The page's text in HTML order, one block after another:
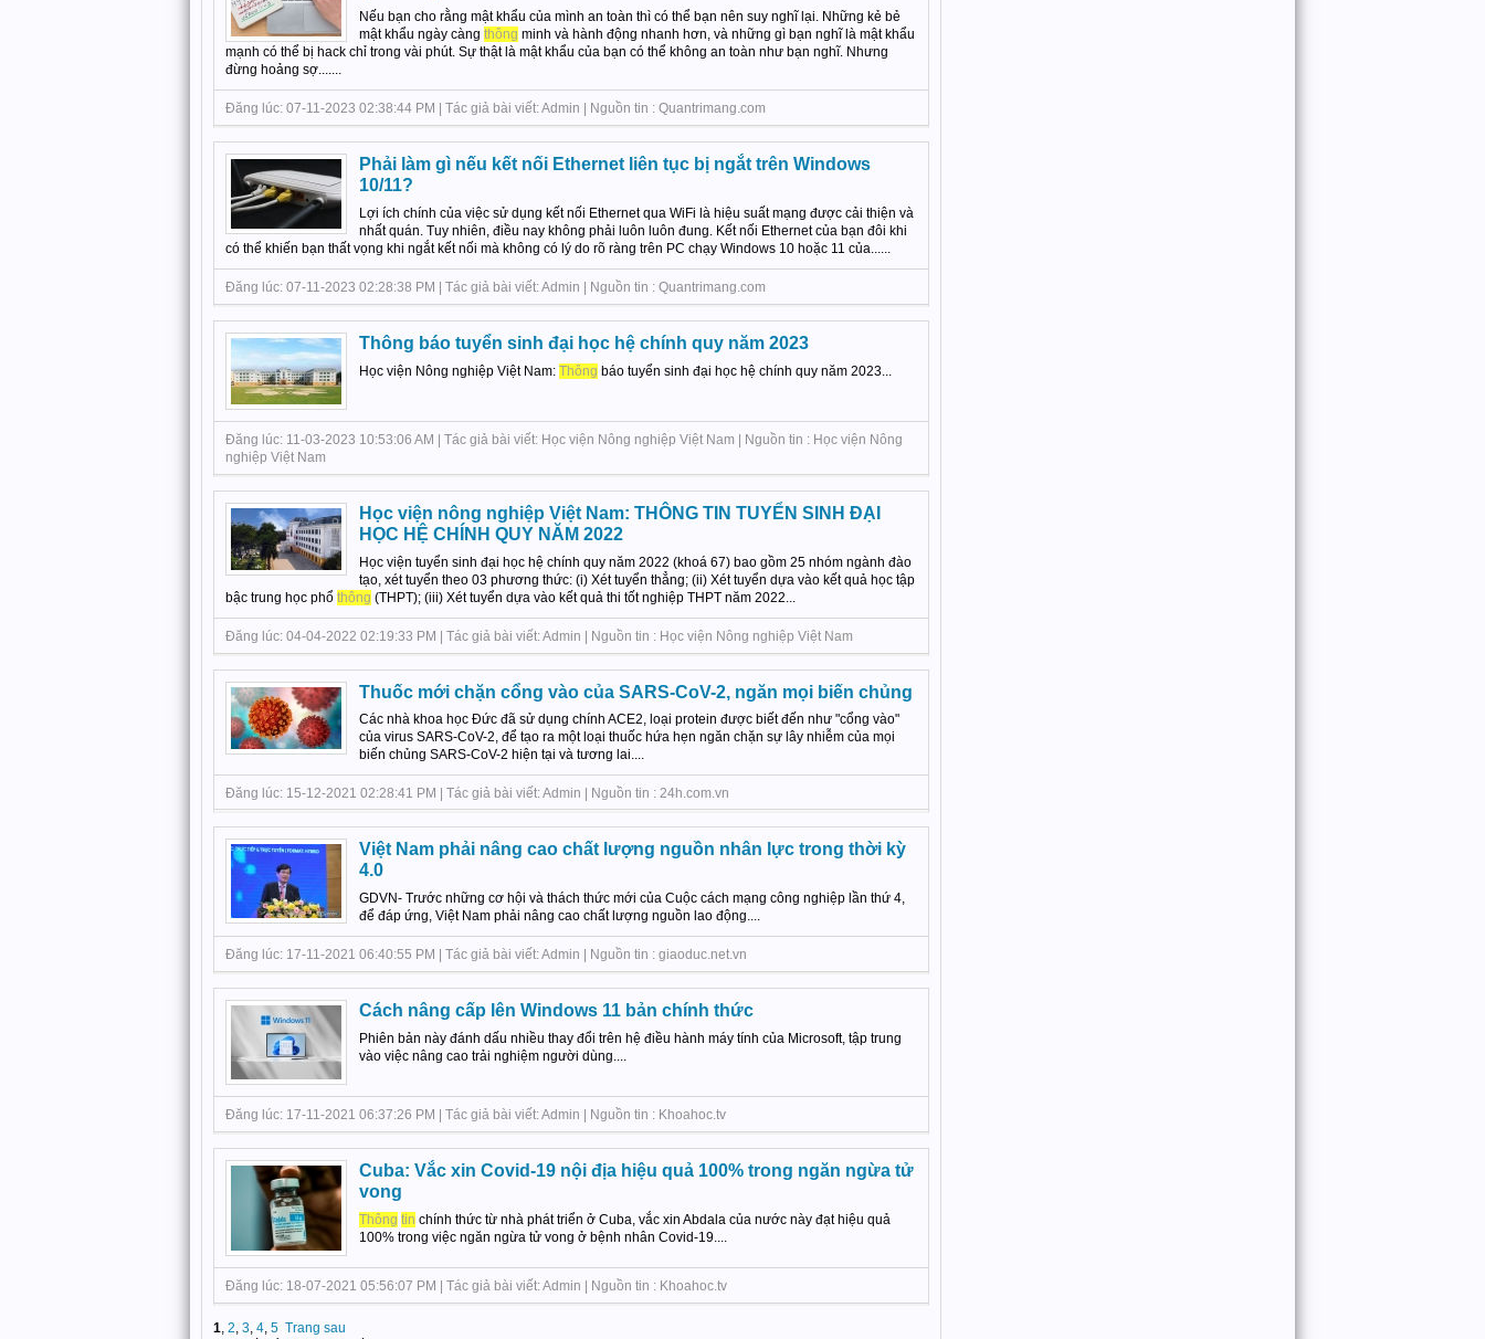
Nếu bạn cho rằng mật khẩu của mình an toàn thì có thể bạn nên suy nghĩ lại. Những kẻ bẻ
mật khẩu ngày càng thông minh và hành động nhanh hơn, và những gì bạn nghĩ là mật khẩu
mạnh có thể bị hack chỉ trong vài phút. Sự thật là mật khẩu của bạn có thể không an toàn như bạn nghĩ. Nhưng
đừng hoảng sợ.......
Đăng lúc: 07-11-2023 02:38:44 PM | Tác giả bài viết: Admin | Nguồn tin : Quantrimang.com
Phải làm gì nếu kết nối Ethernet liên tục bị ngắt trên Windows
10/11?
Lợi ích chính của việc sử dụng kết nối Ethernet qua WiFi là hiệu suất mạng được cải thiện và
nhất quán. Tuy nhiên, điều nay không phải luôn luôn đung. Kết nối Ethernet của bạn đôi khi
có thể khiến bạn thất vọng khi ngắt kết nối mà không có lý do rõ ràng trên PC chạy Windows 10 hoặc 11 của......
Đăng lúc: 07-11-2023 02:28:38 PM | Tác giả bài viết: Admin | Nguồn tin : Quantrimang.com
Thông báo tuyển sinh đại học hệ chính quy năm 2023
Học viện Nông nghiệp Việt Nam: Thông báo tuyển sinh đại học hệ chính quy năm 2023...
Đăng lúc: 11-03-2023 10:53:06 AM | Tác giả bài viết: Học viện Nông nghiệp Việt Nam | Nguồn tin : Học viện Nông
nghiệp Việt Nam
Học viện nông nghiệp Việt Nam: THÔNG TIN TUYỂN SINH ĐẠI
HỌC HỆ CHÍNH QUY NĂM 2022
Học viện tuyển sinh đại học hệ chính quy năm 2022 (khoá 67) bao gồm 25 nhóm ngành đào
tạo, xét tuyển theo 03 phương thức: (i) Xét tuyển thẳng; (ii) Xét tuyển dựa vào kết quả học tập
bậc trung học phổ thông (THPT); (iii) Xét tuyển dựa vào kết quả thi tốt nghiệp THPT năm 2022...
Đăng lúc: 04-04-2022 02:19:33 PM | Tác giả bài viết: Admin | Nguồn tin : Học viện Nông nghiệp Việt Nam
Thuốc mới chặn cổng vào của SARS-CoV-2, ngăn mọi biến chủng
Các nhà khoa học Đức đã sử dụng chính ACE2, loại protein được biết đến như "cổng vào"
của virus SARS-CoV-2, để tạo ra một loại thuốc hứa hẹn ngăn chặn sự lây nhiễm của mọi
biến chủng SARS-CoV-2 hiện tại và tương lai....
Đăng lúc: 15-12-2021 02:28:41 PM | Tác giả bài viết: Admin | Nguồn tin : 24h.com.vn
Việt Nam phải nâng cao chất lượng nguồn nhân lực trong thời kỳ
4.0
GDVN- Trước những cơ hội và thách thức mới của Cuộc cách mạng công nghiệp lần thứ 4,
để đáp ứng, Việt Nam phải nâng cao chất lượng nguồn lao động....
Đăng lúc: 17-11-2021 06:40:55 PM | Tác giả bài viết: Admin | Nguồn tin : giaoduc.net.vn
Cách nâng cấp lên Windows 11 bản chính thức
Phiên bản này đánh dấu nhiều thay đổi trên hệ điều hành máy tính của Microsoft, tập trung
vào việc nâng cao trải nghiệm người dùng....
Đăng lúc: 17-11-2021 06:37:26 PM | Tác giả bài viết: Admin | Nguồn tin : Khoahoc.tv
Cuba: Vắc xin Covid-19 nội địa hiệu quả 100% trong ngăn ngừa tử
vong
Thông tin chính thức từ nhà phát triển ở Cuba, vắc xin Abdala của nước này đạt hiệu quả
100% trong việc ngăn ngừa tử vong ở bệnh nhân Covid-19....
Đăng lúc: 18-07-2021 05:56:07 PM | Tác giả bài viết: Admin | Nguồn tin : Khoahoc.tv
1, 2, 3, 4, 5 Trang sau